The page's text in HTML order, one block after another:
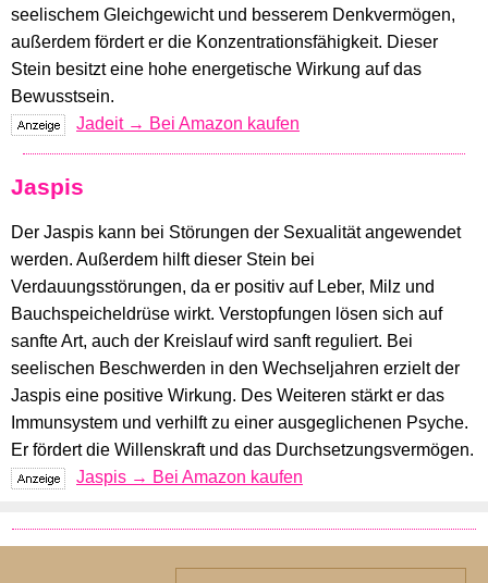
seelischem Gleichgewicht und besserem Denkvermögen,
außerdem fördert er die Konzentrationsfähigkeit. Dieser
Stein besitzt eine hohe energetische Wirkung auf das
Bewusstsein.
Jadeit → Bei Amazon kaufen
Jaspis
Der Jaspis kann bei Störungen der Sexualität angewendet
werden. Außerdem hilft dieser Stein bei
Verdauungsstörungen, da er positiv auf Leber, Milz und
Bauchspeicheldrüse wirkt. Verstopfungen lösen sich auf
sanfte Art, auch der Kreislauf wird sanft reguliert. Bei
seelischen Beschwerden in den Wechseljahren erzielt der
Jaspis eine positive Wirkung. Des Weiteren stärkt er das
Immunsystem und verhilft zu einer ausgeglichenen Psyche.
Er fördert die Willenskraft und das Durchsetzungsvermögen.
Jaspis → Bei Amazon kaufen